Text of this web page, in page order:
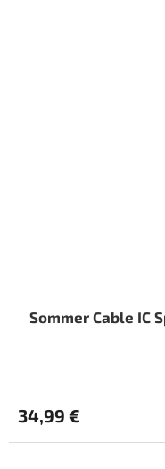
Sommer Cable IC
34,99 €